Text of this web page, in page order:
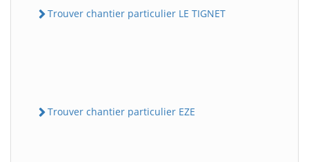
Trouver chantier particulier LE TIGNET
Trouver chantier particulier EZE